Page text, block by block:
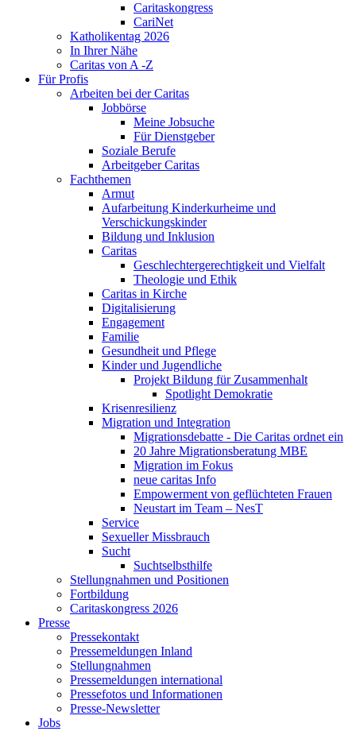
Caritaskongress
CariNet
Katholikentag 2026
In Ihrer Nähe
Caritas von A -Z
Für Profis
Arbeiten bei der Caritas
Jobbörse
Meine Jobsuche
Für Dienstgeber
Soziale Berufe
Arbeitgeber Caritas
Fachthemen
Armut
Aufarbeitung Kinderkurheime und
Verschickungskinder
Bildung und Inklusion
Caritas
Geschlechtergerechtigkeit und Vielfalt
Theologie und Ethik
Caritas in Kirche
Digitalisierung
Engagement
Familie
Gesundheit und Pflege
Kinder und Jugendliche
Projekt Bildung für Zusammenhalt
Spotlight Demokratie
Krisenresilienz
Migration und Integration
Migrationsdebatte - Die Caritas ordnet ein
20 Jahre Migrationsberatung MBE
Migration im Fokus
neue caritas Info
Empowerment von geflüchteten Frauen
Neustart im Team – NesT
Service
Sexueller Missbrauch
Sucht
Suchtselbsthilfe
Stellungnahmen und Positionen
Fortbildung
Caritaskongress 2026
Presse
Pressekontakt
Pressemeldungen Inland
Stellungnahmen
Pressemeldungen international
Pressefotos und Informationen
Presse-Newsletter
Jobs